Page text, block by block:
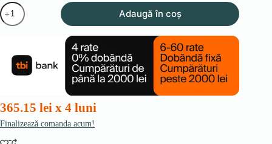
Cantitate
Fotoliu
extensibil
dormit,
maro
Adaugă în coș
365.15 lei x 4 luni
Finalizează comanda acum!